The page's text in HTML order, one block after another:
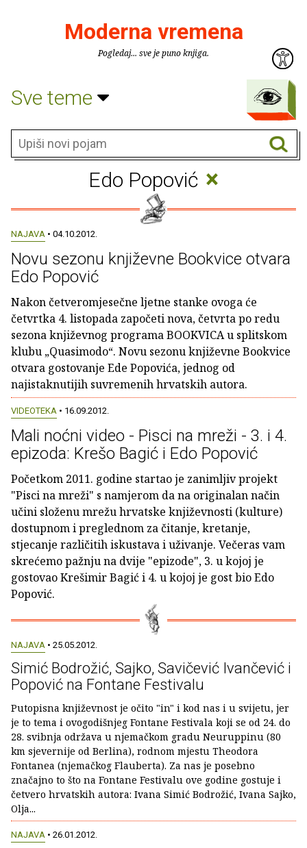
Moderna vremena
Pogledaj... sve je puno knjiga.
Sve teme
Edo Popović ×
NAJAVA • 04.10.2012.
Novu sezonu književne Bookvice otvara
Edo Popović
Nakon četveromjesečne ljetne stanke ovoga će
četvrtka 4. listopada započeti nova, četvrta po redu
sezona književnog programa BOOKVICA u splitskom
klubu „Quasimodo“. Novu sezonu književne Bookvice
otvara gostovanje Ede Popovića, jednog od
najistaknutijih suvremenih hrvatskih autora.
VIDEOTEKA • 16.09.2012.
Mali noćni video - Pisci na mreži - 3. i 4.
epizoda: Krešo Bagić i Edo Popović
Početkom 2011. godine startao je zanimljiv projekt
"Pisci na mreži" s namjerom da na originalan način
učini složenu mrežu hrvatske književnosti (kulture)
dostupnom i preglednom za čitanje, kretanje,
stjecanje različitih iskustava i uživanje. Večeras vam
skrećemo pažnju na dvije "epizode", 3. u kojoj je
gostovao Krešimir Bagić i 4. u kojoj je gost bio Edo
Popović.
NAJAVA • 25.05.2012.
Simić Bodrožić, Sajko, Savičević Ivančević i
Popović na Fontane Festivalu
Putopisna književnost je očito "in" i kod nas i u svijetu, jer
je to tema i ovogodišnjeg Fontane Festivala koji se od 24. do
28. svibnja održava u njemačkom gradu Neuruppinu (80
km sjevernije od Berlina), rodnom mjestu Theodora
Fontanea (njemačkog Flauberta). Za nas je posebno
značajno to što na Fontane Festivalu ove godine gostuje i
četvero hrvatskih autora: Ivana Simić Bodrožić, Ivana Sajko,
Olja...
NAJAVA • 26.01.2012.